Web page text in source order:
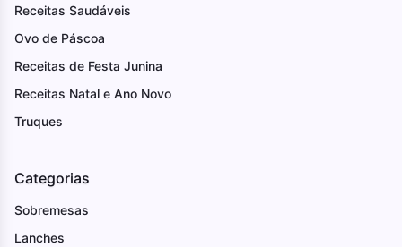
Receitas Saudáveis
Ovo de Páscoa
Receitas de Festa Junina
Receitas Natal e Ano Novo
Truques
Categorias
Sobremesas
Lanches